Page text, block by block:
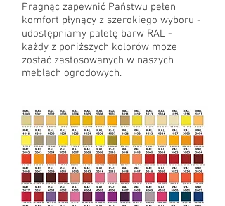
Pragnąc zapewnić Państwu pełen
komfort płynący z szerokiego wyboru -
udostępniamy paletę barw RAL -
każdy z poniższych kolorów może
zostać zastosowanych w naszych
meblach ogrodowych.